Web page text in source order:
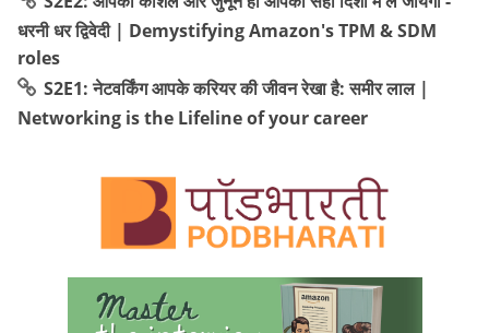
धरनी धर द्विवेदी | Demystifying Amazon's TPM & SDM
roles
S2E1: नेटवर्किंग आपके करियर की जीवन रेखा है: समीर लाल |
Networking is the Lifeline of your career